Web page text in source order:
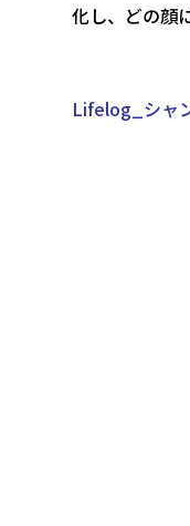
化し、どの顔
Lifelog_シャ